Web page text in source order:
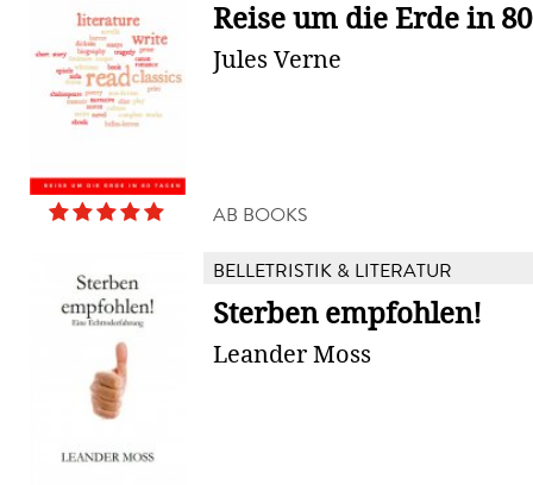
Reise um die Erde in
Jules Verne
AB BOOKS
BELLETRISTIK & LITERATUR
Sterben empfohlen!
Leander Moss